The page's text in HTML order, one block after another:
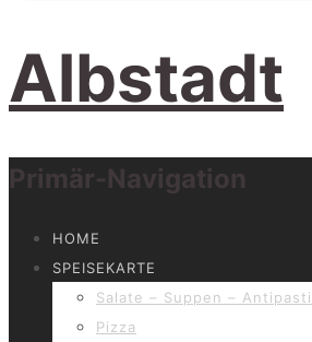
Primär-Navigation
HOME
SPEISEKARTE
Salate – Suppen – Antipasti
Pizza